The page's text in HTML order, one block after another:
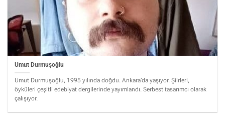
Umut Durmuşoğlu
Umut Durmuşoğlu, 1995 yılında doğdu. Ankara’da yaşıyor. Şiirleri,
öyküleri çeşitli edebiyat dergilerinde yayımlandı. Serbest tasarımcı olarak
çalışıyor.